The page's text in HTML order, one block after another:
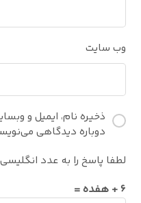
وب‌ سایت
ذخیره نام، ایمیل و
دوباره دیدگاهی
لطفا پاسخ را به عدد
۶ + هفده =